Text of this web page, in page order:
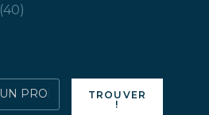
produits
4040
Rechercher
directement
TROUVER
!